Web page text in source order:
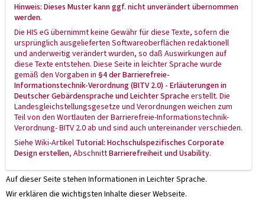
Hinweis: Dieses Muster kann ggf. nicht unverändert übernommen
werden.
Die HIS eG übernimmt keine Gewähr für diese Texte, sofern die
ursprünglich ausgelieferten Softwareoberflächen redaktionell
und anderweitig verändert wurden, so daß Auswirkungen auf
diese Texte entstehen. Diese Seite in leichter Sprache wurde
gemäß den Vorgaben in §4 der Barrierefreie-
Informationstechnik-Verordnung (BITV 2.0) - Erläuterungen in
Deutscher Gebärdensprache und Leichter Spracheerstellt. Die
Landesgleichstellungsgesetze und Verordnungen weichen zum
Teil von den Wortlauten der Barrierefreie-Informationstechnik-
Verordnung- BITV 2.0 ab und sind auch untereinander verschieden.
Siehe Wiki-Artikel Tutorial: Hochschulspezifisches Corporate
Design erstellen, AbschnittBarrierefreiheit und Usability.
Auf dieser Seite stehen Informationen in Leichter Sprache.
Wir erklären die wichtigsten Inhalte dieser Webseite.